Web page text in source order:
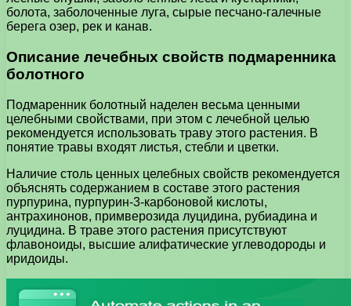
болота, заболоченные луга, сырые песчано-галечные
берега озер, рек и канав.
Описание лечебных свойств подмаренника
болотного
Подмаренник болотный наделен весьма ценными
целебными свойствами, при этом с лечебной целью
рекомендуется использовать траву этого растения. В
понятие травы входят листья, стебли и цветки.
Наличие столь ценных целебных свойств рекомендуется
объяснять содержанием в составе этого растения
пурпурина, пурпурин-3-карбоновой кислоты,
антрахинонов, примверозида луцидина, рубиадина и
луцидина. В траве этого растения присутствуют
флавоноиды, высшие алифатические углеводороды и
иридоиды.